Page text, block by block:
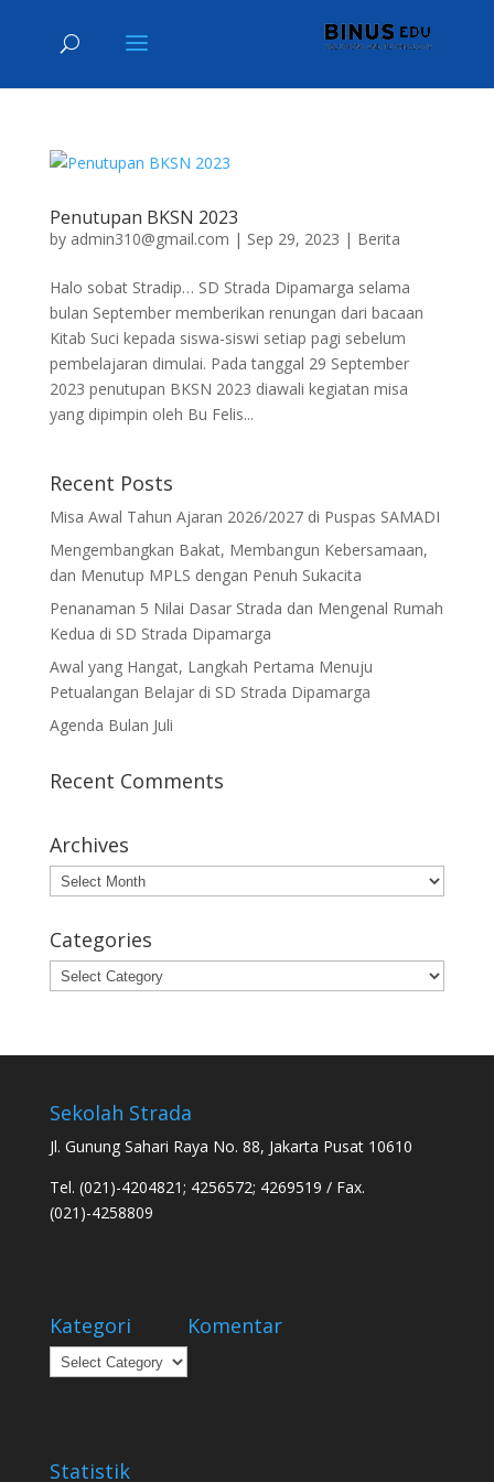
Penutupan BKSN 2023
by admin310@gmail.com | Sep 29, 2023 | Berita
Halo sobat Stradip… SD Strada Dipamarga selama
bulan September memberikan renungan dari bacaan
Kitab Suci kepada siswa-siswi setiap pagi sebelum
pembelajaran dimulai. Pada tanggal 29 September
2023 penutupan BKSN 2023 diawali kegiatan misa
yang dipimpin oleh Bu Felis...
Recent Posts
Misa Awal Tahun Ajaran 2026/2027 di Puspas SAMADI
Mengembangkan Bakat, Membangun Kebersamaan,
dan Menutup MPLS dengan Penuh Sukacita
Penanaman 5 Nilai Dasar Strada dan Mengenal Rumah
Kedua di SD Strada Dipamarga
Awal yang Hangat, Langkah Pertama Menuju
Petualangan Belajar di SD Strada Dipamarga
Agenda Bulan Juli
Recent Comments
Archives
Archives
Categories
Categories
Sekolah Strada
Jl. Gunung Sahari Raya No. 88, Jakarta Pusat 10610
Tel. (021)-4204821; 4256572; 4269519 / Fax.
(021)-4258809
Kategori
Kategori
Komentar
Statistik